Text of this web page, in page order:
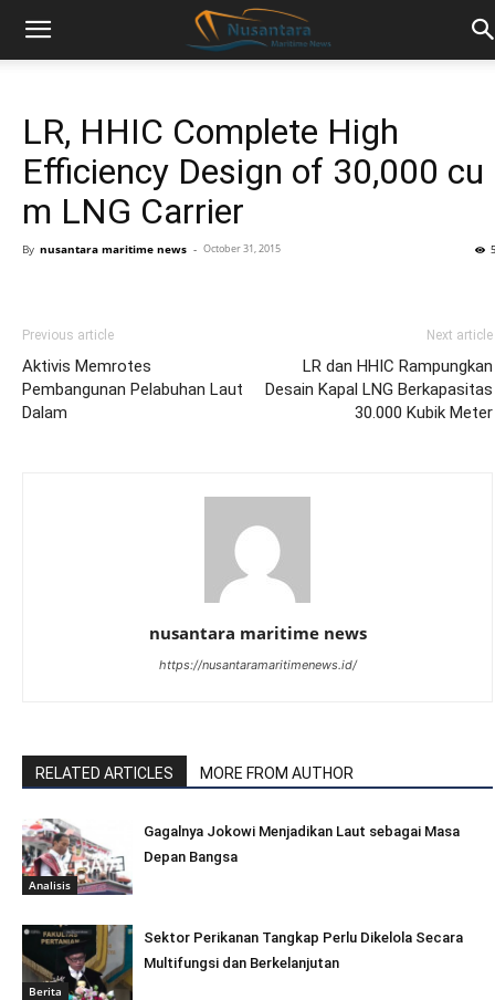
LR, HHIC Complete High
Efficiency Design of 30,000 cu
m LNG Carrier
By nusantara maritime news - October 31, 2015
Previous article
Aktivis Memrotes
Pembangunan Pelabuhan Laut
Dalam
Next article
LR dan HHIC Rampungkan
Desain Kapal LNG Berkapasitas
30.000 Kubik Meter
nusantara maritime news
https://nusantaramaritimenews.id/
RELATED ARTICLES MORE FROM AUTHOR
Analisis
Gagalnya Jokowi Menjadikan Laut sebagai Masa
Depan Bangsa
Berita
Sektor Perikanan Tangkap Perlu Dikelola Secara
Multifungsi dan Berkelanjutan